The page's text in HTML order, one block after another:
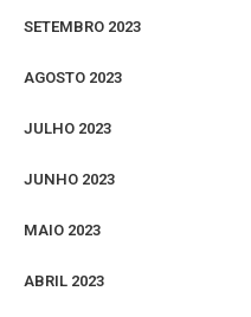
SETEMBRO 2023
AGOSTO 2023
JULHO 2023
JUNHO 2023
MAIO 2023
ABRIL 2023